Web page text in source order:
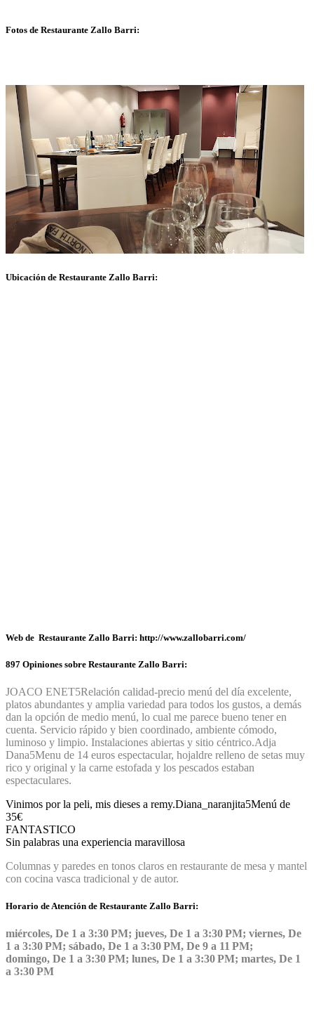
Fotos de Restaurante Zallo Barri:
Ubicación de Restaurante Zallo Barri:
Web de Restaurante Zallo Barri: http://www.zallobarri.com/
897 Opiniones sobre Restaurante Zallo Barri:
JOACO ENET5Relación calidad-precio menú del día excelente,
platos abundantes y amplia variedad para todos los gustos, a demás
dan la opción de medio menú, lo cual me parece bueno tener en
cuenta. Servicio rápido y bien coordinado, ambiente cómodo,
luminoso y limpio. Instalaciones abiertas y sitio céntrico.Adja
Dana5Menu de 14 euros espectacular, hojaldre relleno de setas muy
rico y original y la carne estofada y los pescados estaban
espectaculares.
Vinimos por la peli, mis dieses a remy.Diana_naranjita5Menú de
35€
FANTASTICO
Sin palabras una experiencia maravillosa
Columnas y paredes en tonos claros en restaurante de mesa y mantel
con cocina vasca tradicional y de autor.
Horario de Atención de Restaurante Zallo Barri:
miércoles, De 1 a 3:30 PM; jueves, De 1 a 3:30 PM; viernes, De
1 a 3:30 PM; sábado, De 1 a 3:30 PM, De 9 a 11 PM;
domingo, De 1 a 3:30 PM; lunes, De 1 a 3:30 PM; martes, De 1
a 3:30 PM